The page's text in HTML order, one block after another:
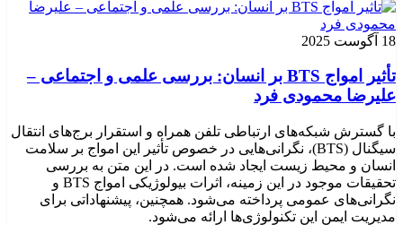
18 آگوست 2025
تأثیر امواج BTS بر انسان: بررسی علمی و اجتماعی –
علیرضا محمودی فرد
با گسترش شبکه‌های ارتباطی تلفن همراه و استقرار برج‌های انتقال
سیگنال (BTS)، نگرانی‌هایی در خصوص تأثیر این امواج بر سلامت
انسان و محیط زیست ایجاد شده است. در این متن به بررسی
تحقیقات موجود در این زمینه، اثرات بیولوژیکی امواج BTS و
نگرانی‌های عمومی پرداخته می‌شود. همچنین، پیشنهاداتی برای
مدیریت ایمن این تکنولوژی‌ها ارائه می‌شود.